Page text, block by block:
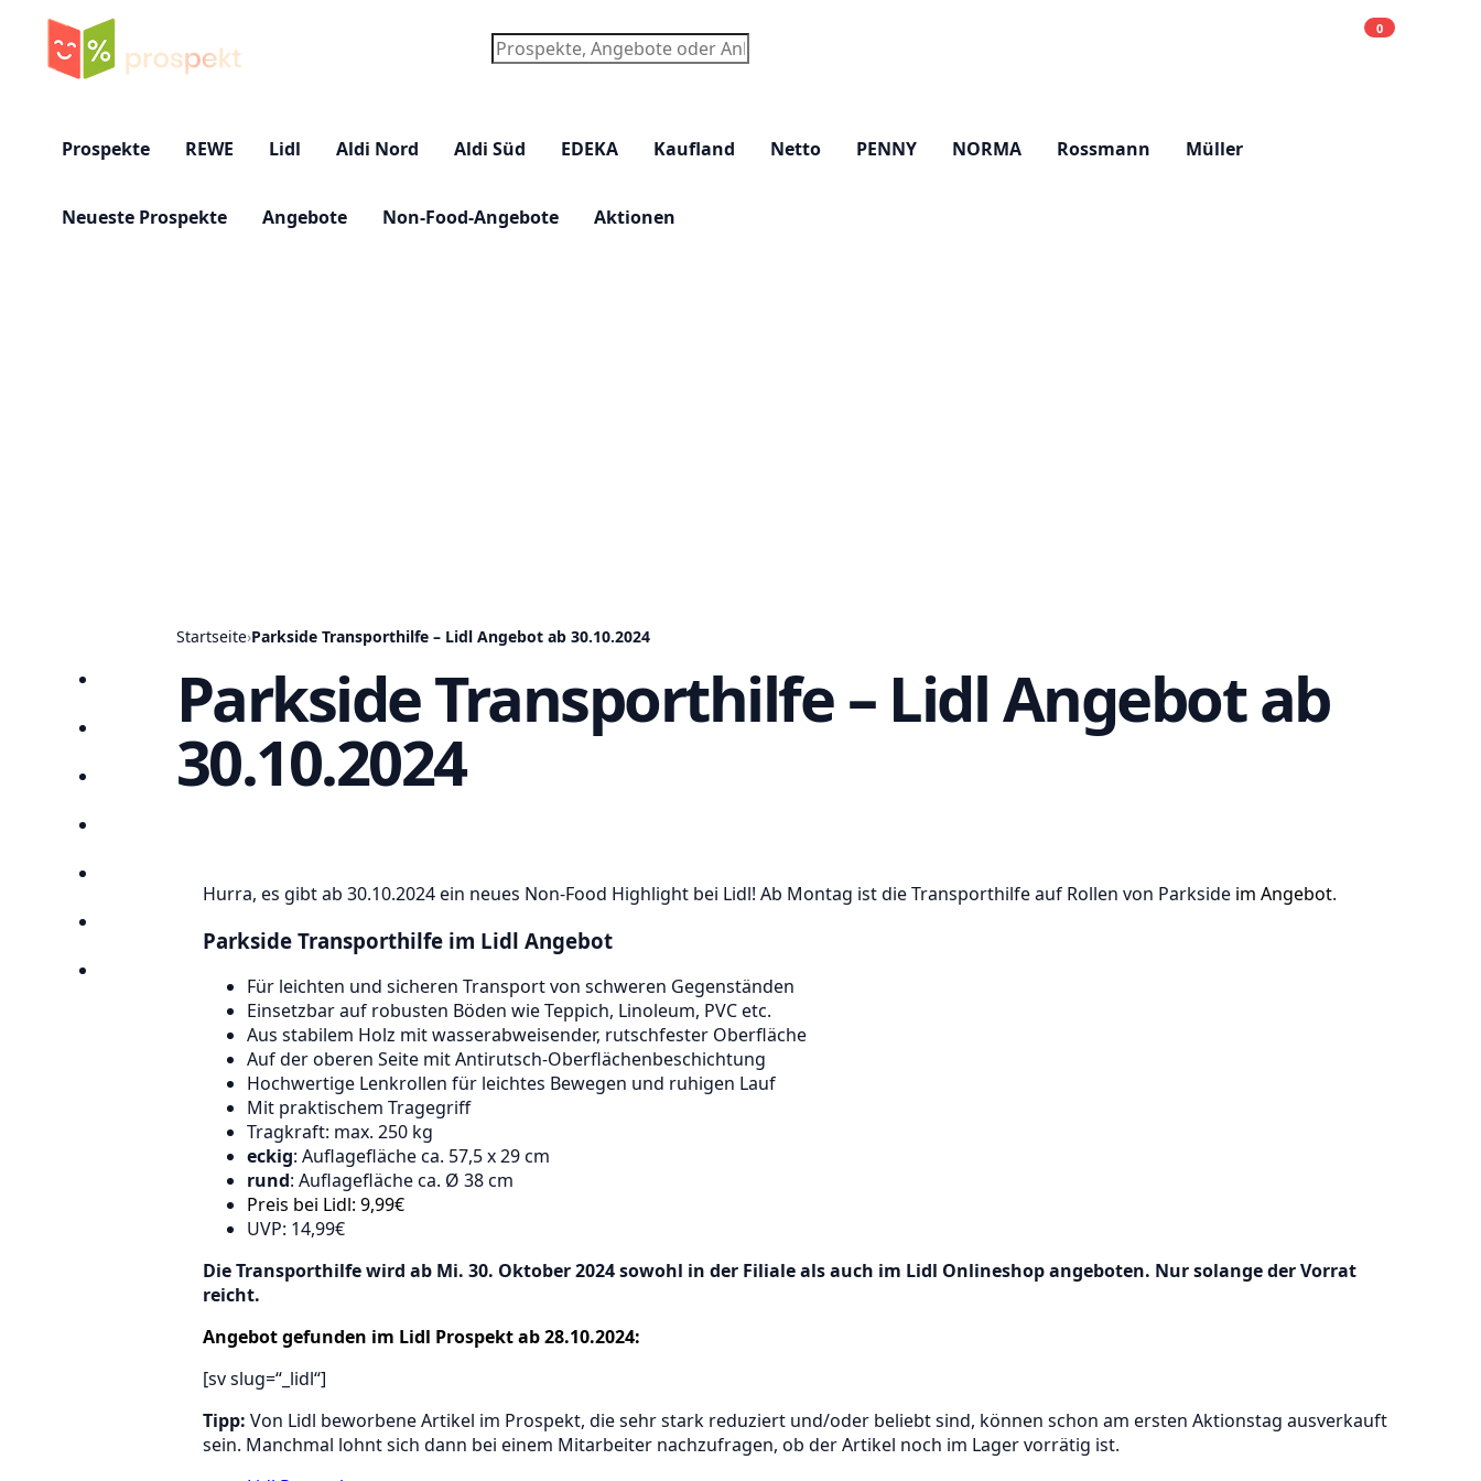
Suchen
0
Prospekte REWE Lidl Aldi Nord Aldi Süd EDEKA Kaufland Netto PENNY NORMA Rossmann Müller
Neueste Prospekte Angebote Non-Food-Angebote Aktionen
Startseite
Prospekte
Angebote
Lieblingsprospekte
Startseite›Parkside Transporthilfe – Lidl Angebot ab 30.10.2024
Parkside Transporthilfe – Lidl Angebot ab
30.10.2024
Hurra, es gibt ab 30.10.2024 ein neues Non-Food Highlight bei Lidl! Ab Montag ist die Transporthilfe auf Rollen von Parkside im Angebot.
Parkside Transporthilfe im Lidl Angebot
Für leichten und sicheren Transport von schweren Gegenständen
Einsetzbar auf robusten Böden wie Teppich, Linoleum, PVC etc.
Aus stabilem Holz mit wasserabweisender, rutschfester Oberfläche
Auf der oberen Seite mit Antirutsch-Oberflächenbeschichtung
Hochwertige Lenkrollen für leichtes Bewegen und ruhigen Lauf
Mit praktischem Tragegriff
Tragkraft: max. 250 kg
eckig: Auflagefläche ca. 57,5 x 29 cm
rund: Auflagefläche ca. Ø 38 cm
Preis bei Lidl: 9,99€
UVP: 14,99€
Die Transporthilfe wird ab Mi. 30. Oktober 2024 sowohl in der Filiale als auch im Lidl Onlineshop angeboten. Nur solange der Vorrat
reicht.
Angebot gefunden im Lidl Prospekt ab 28.10.2024:
[sv slug=“_lidl“]
Tipp: Von Lidl beworbene Artikel im Prospekt, die sehr stark reduziert und/oder beliebt sind, können schon am ersten Aktionstag ausverkauft
sein. Manchmal lohnt sich dann bei einem Mitarbeiter nachzufragen, ob der Artikel noch im Lager vorrätig ist.